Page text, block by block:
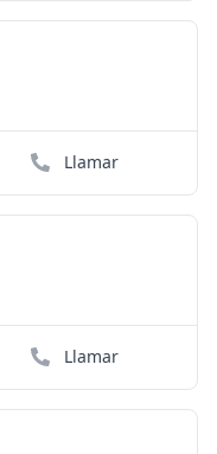
Llamar
Llamar